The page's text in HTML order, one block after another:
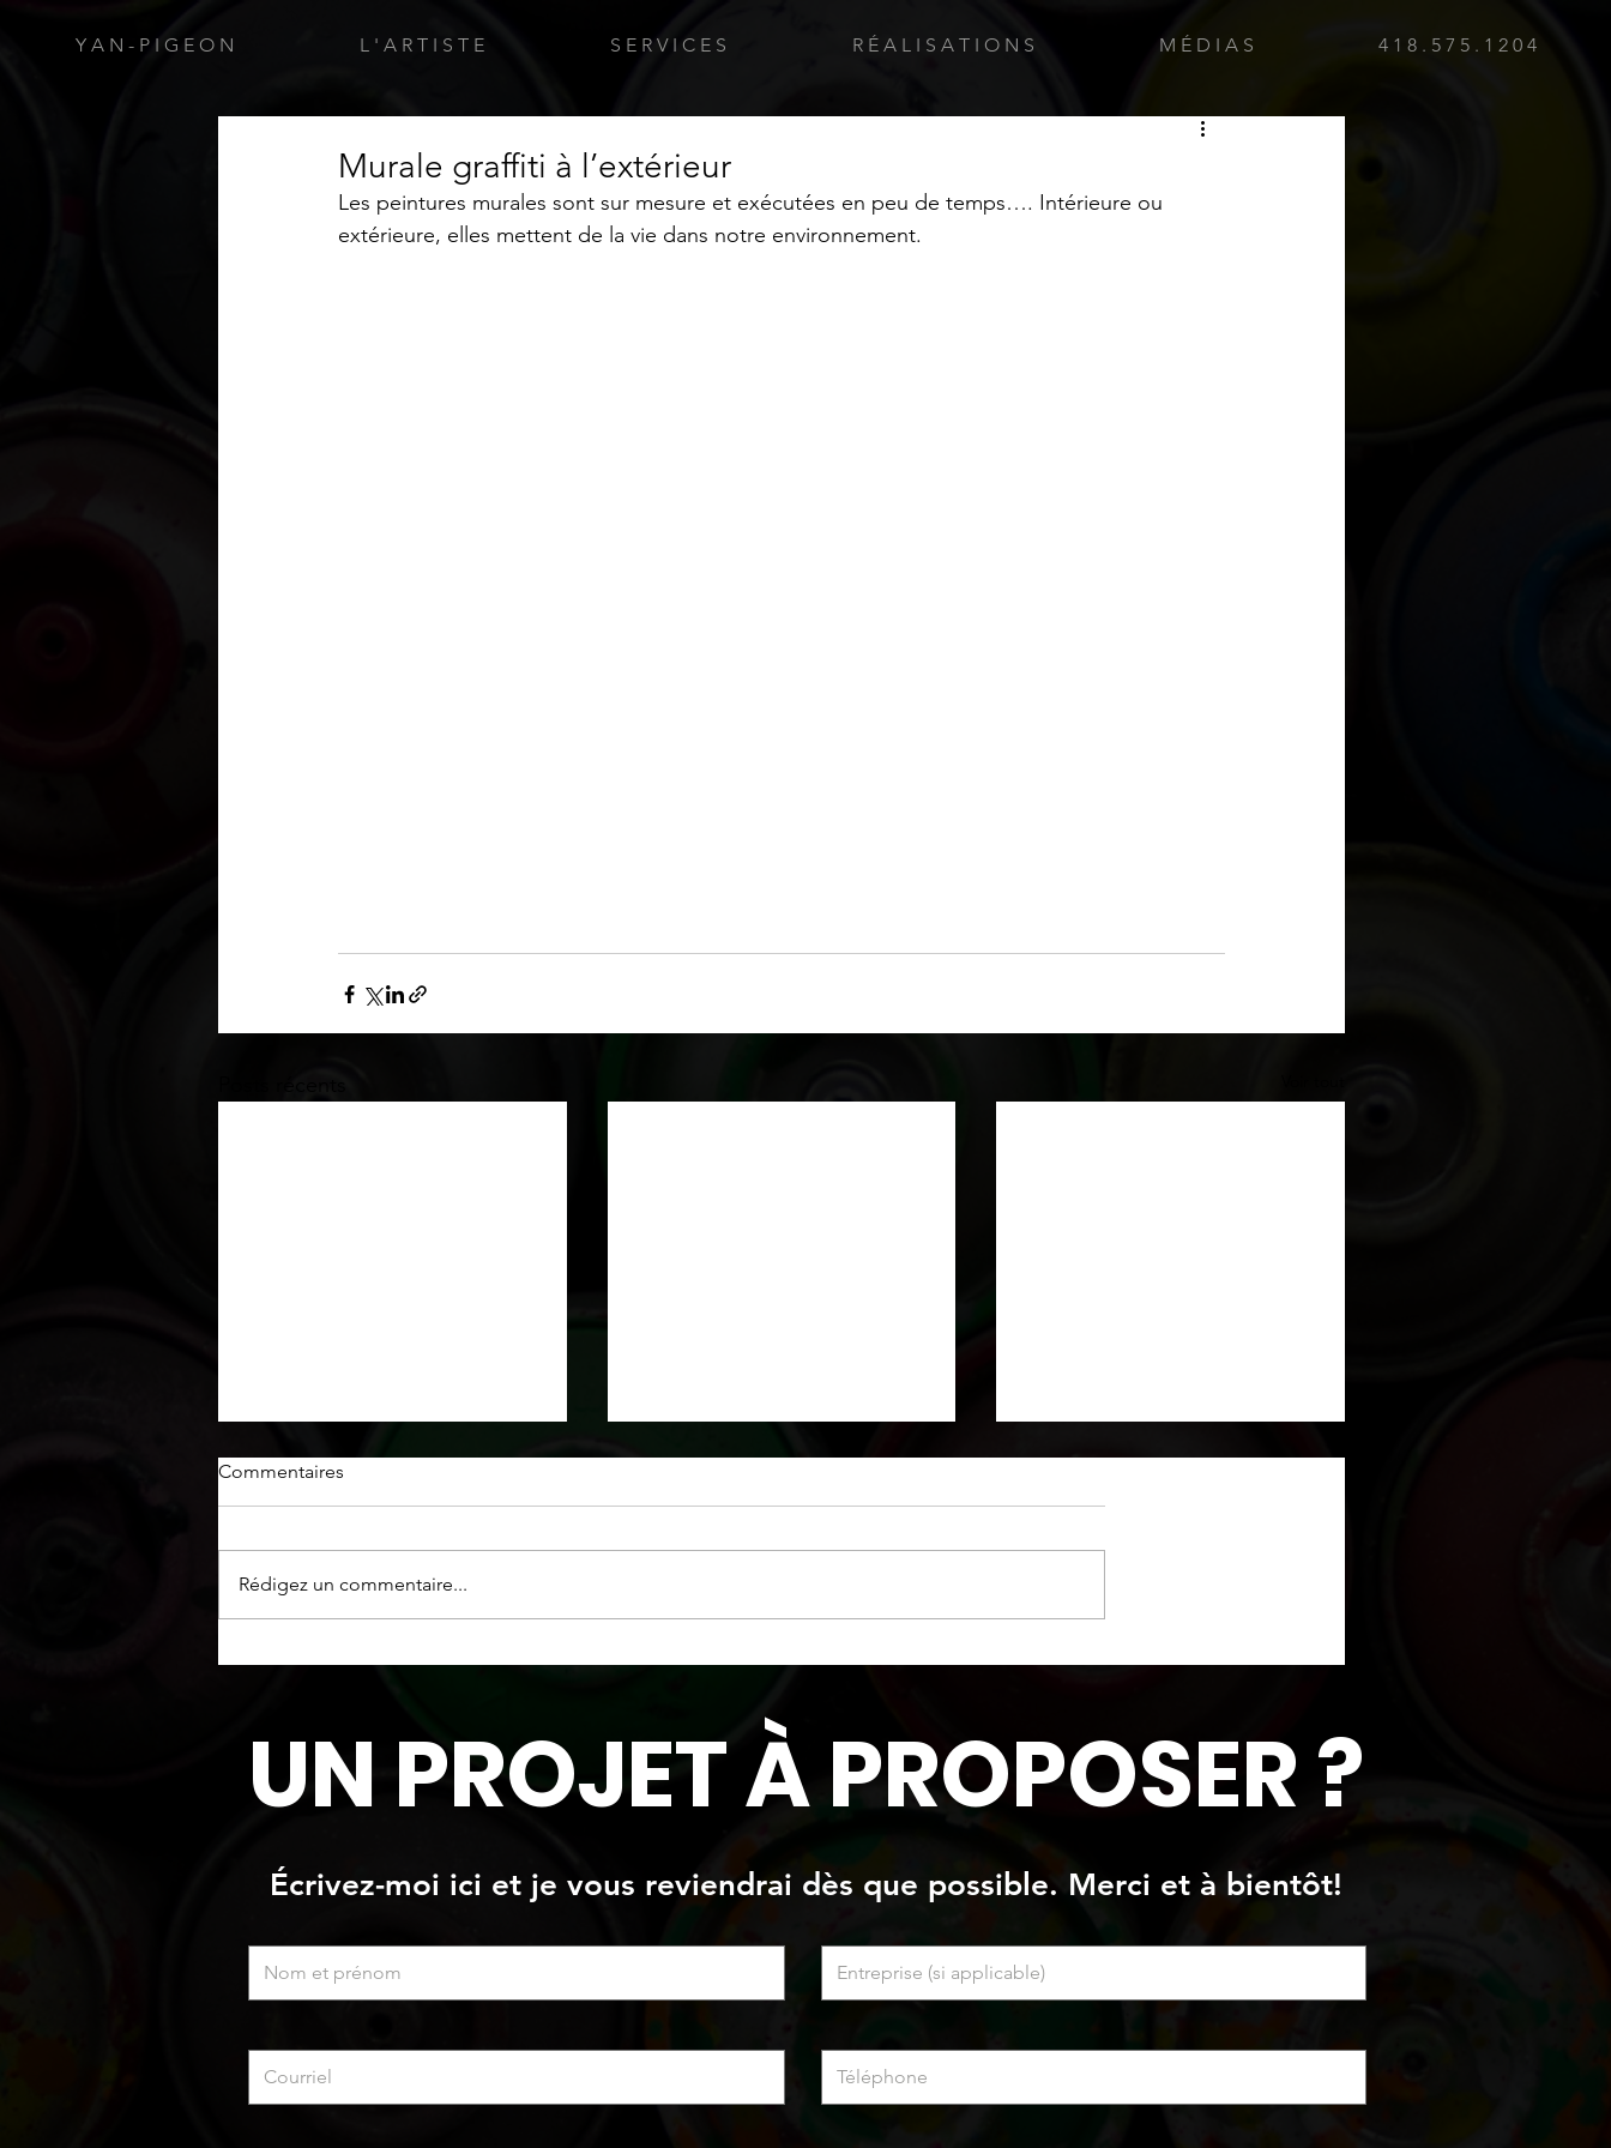
Y A N - P I G E O N L ' A R T I S T E S E R V I C E S R É A L I S A T I O N S M É D I A S 4 1 8 . 5 7 5 . 1 2 0 4
Murale graffiti à l’extérieur
Les peintures murales sont sur mesure et exécutées en peu de temps…. Intérieure ou
extérieure, elles mettent de la vie dans notre environnement.
Fausses briques créées à la
Faux mur de pierres et
Peinture de nuages au
Commentaires
Rédigez un commentaire...
UN PROJET À PROPOSER ?
Écrivez-moi ici et je vous reviendrai dès que possible. Merci et à bientôt!